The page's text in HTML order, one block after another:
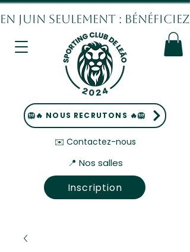
📍 Nos salles
✉️ Contactez-nous
Inscription
EN JUIN SEULEMENT :
🦁🔥 NOUS RECRUTONS 🔥🦁